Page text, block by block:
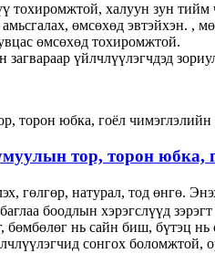
тохиромжтой, халуун зун
өмсөхөд эвтэйхэн. ,
өмсөхөд тохиромжтой.
үйлчлүүлэгчдэд
тор, торон юбка,
гөлгөр, натурал, тод өнгө.
боодлын хэрэгслүүд
бөмбөлөг нь сайн биш, бүтэц
сонгох боломжтой,